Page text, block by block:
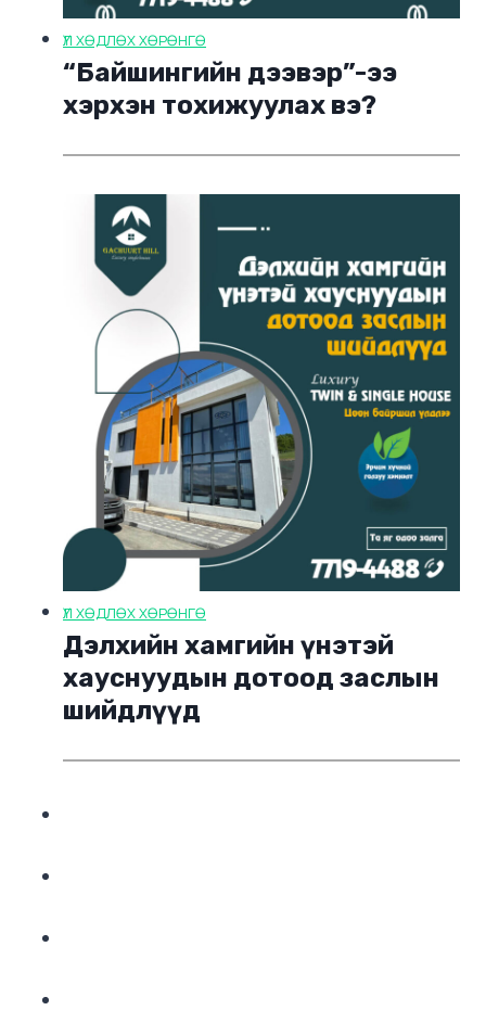
ҮЛ ХӨДЛӨХ ХӨРӨНГӨ
“Байшингийн дээвэр”-ээ
хэрхэн тохижуулах вэ?
ҮЛ ХӨДЛӨХ ХӨРӨНГӨ
Дэлхийн хамгийн үнэтэй
хауснуудын дотоод заслын
шийдлүүд